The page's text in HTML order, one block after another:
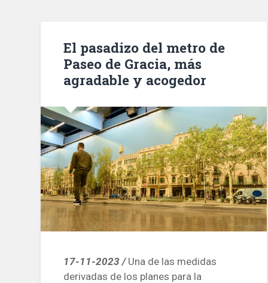
El pasadizo del metro de
Paseo de Gracia, más
agradable y acogedor
17-11-2023 /Una de las medidas
derivadas de los planes para la